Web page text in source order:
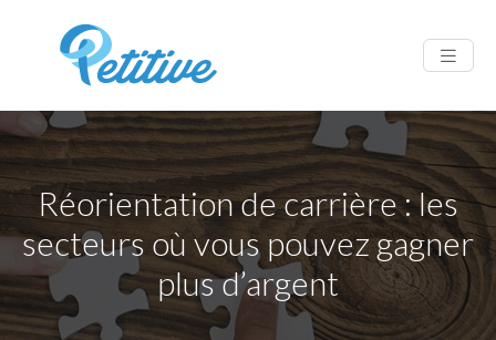
Réorientation de carrière : les
secteurs où vous pouvez gagner
plus d’argent